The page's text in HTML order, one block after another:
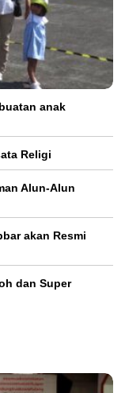
anak
Religi
Alun-Alun
akan Resmi
dan Super